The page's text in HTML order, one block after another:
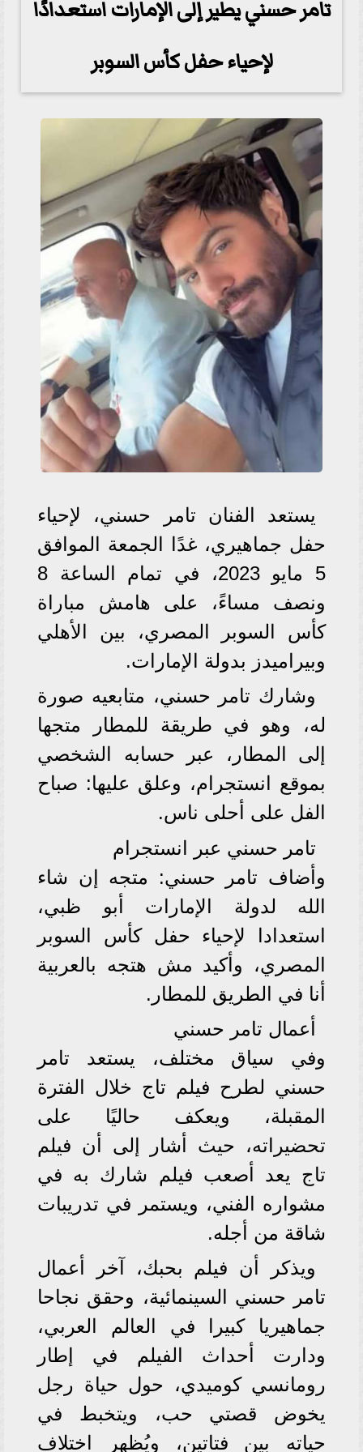
تامر حسني يطير إلى الإمارات استعدادًا
لإحياء حفل كأس السوبر
يستعد الفنان تامر حسني، لإحياء
حفل جماهيري، غدًا الجمعة الموافق
5 مايو 2023، في تمام الساعة 8
ونصف مساءً، على هامش مباراة
كأس السوبر المصري، بين الأهلي
وبيراميدز بدولة الإمارات.
وشارك تامر حسني، متابعيه صورة
له، وهو في طريقة للمطار متجها
إلى المطار، عبر حسابه الشخصي
بموقع انستجرام، وعلق عليها: صباح
الفل على أحلى ناس.
تامر حسني عبر انستجرام
وأضاف تامر حسني: متجه إن شاء
الله لدولة الإمارات أبو ظبي،
استعدادا لإحياء حفل كأس السوبر
المصري، وأكيد مش هتجه بالعربية
أنا في الطريق للمطار.
أعمال تامر حسني
وفي سياق مختلف، يستعد تامر
حسني لطرح فيلم تاج خلال الفترة
المقبلة، ويعكف حاليًا على
تحضيراته، حيث أشار إلى أن فيلم
تاج يعد أصعب فيلم شارك به في
مشواره الفني، ويستمر في تدريبات
شاقة من أجله.
ويذكر أن فيلم بحبك، آخر أعمال
تامر حسني السينمائية، وحقق نجاحا
جماهيريا كبيرا في العالم العربي،
ودارت أحداث الفيلم في إطار
رومانسي كوميدي، حول حياة رجل
يخوض قصتي حب، ويتخبط في
حياته بين فتاتين، ويُظهر اختلاف